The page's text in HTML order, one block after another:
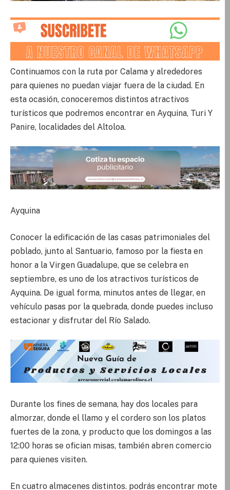
Continuamos con la ruta por Calama y alrededores
para quienes no puedan viajar fuera de la ciudad. En
esta ocasión, conoceremos distintos atractivos
turísticos que podremos encontrar en Ayquina, Turi Y
Panire, localidades del Altoloa.
Ayquina
Conocer la edificación de las casas patrimoniales del
poblado, junto al Santuario, famoso por la fiesta en
honor a la Virgen Guadalupe, que se celebra en
septiembre, es uno de los atractivos turísticos de
Ayquina. De igual forma, minutos antes de llegar, en
vehículo pasas por la quebrada, donde puedes incluso
estacionar y disfrutar del Río Salado.
Durante los fines de semana, hay dos locales para
almorzar, donde el llamo y el cordero son los platos
fuertes de la zona, y producto que los domingos a las
12:00 horas se ofician misas, también abren comercio
para quienes visiten.
En cuatro almacenes distintos. podrás encontrar mote